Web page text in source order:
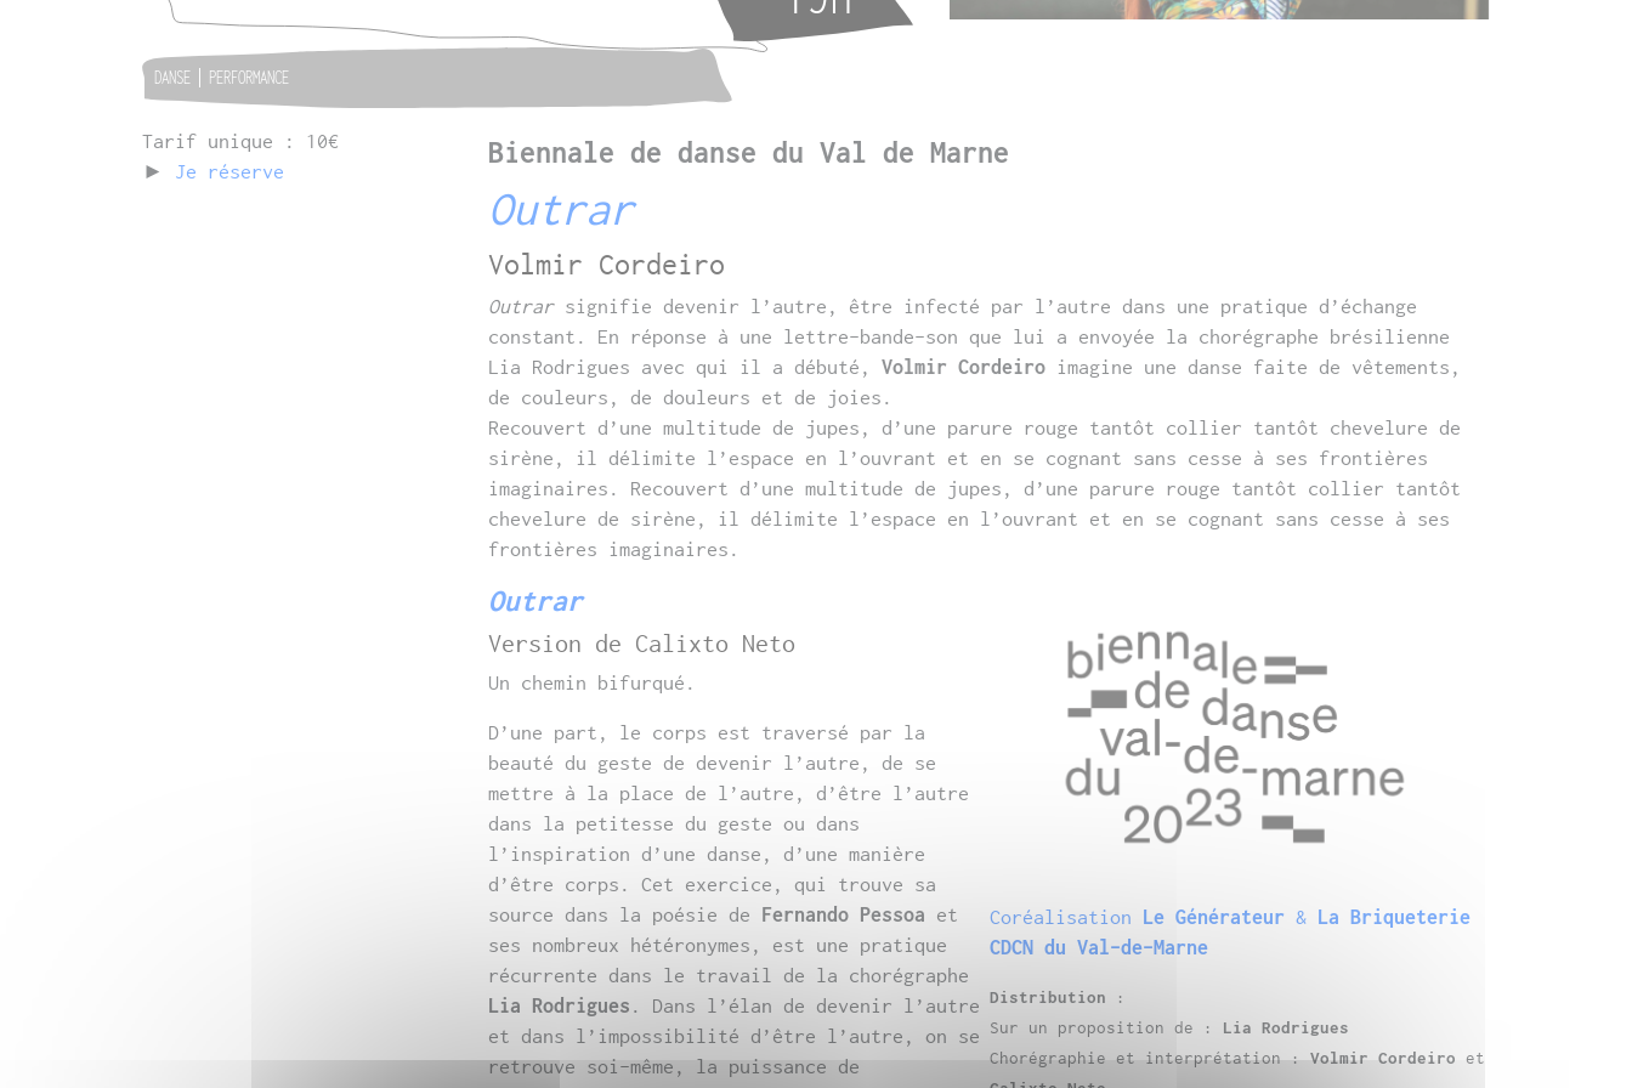
DANSE PERFORMANCE
Tarif unique : 10€
► Je réserve
Biennale de danse du Val de Marne
Outrar
Volmir Cordeiro
Outrarsignifie devenir l’autre, être infecté par l’autre dans une pratique d’échange
constant. En réponse à une lettre-bande-son que lui a envoyée la chorégraphe brésilienne
Lia Rodrigues avec qui il a débuté, Volmir Cordeiro imagine une danse faite de vêtements,
de couleurs, de douleurs et de joies.
Recouvert d’une multitude de jupes, d’une parure rouge tantôt collier tantôt chevelure de
sirène, il délimite l’espace en l’ouvrant et en se cognant sans cesse à ses frontières
imaginaires. Recouvert d’une multitude de jupes, d’une parure rouge tantôt collier tantôt
chevelure de sirène, il délimite l’espace en l’ouvrant et en se cognant sans cesse à ses
frontières imaginaires.
Outrar
Version de Calixto Neto
Un chemin bifurqué.
D’une part, le corps est traversé par la
beauté du geste de devenir l’autre, de se
mettre à la place de l’autre, d’être l’autre
dans la petitesse du geste ou dans
l’inspiration d’une danse, d’une manière
d’être corps. Cet exercice, qui trouve sa
source dans la poésie de Fernando Pessoa et
ses nombreux hétéronymes, est une pratique
récurrente dans le travail de la chorégraphe
Lia Rodrigues . Dans l’élan de devenir l’autre
et dans l’impossibilité d’être l’autre, on se
retrouve soi-même, la puissance de
Coréalisation Le Générateur & La Briqueterie
CDCN du Val-de-Marne
Distribution :
Sur un proposition de : Lia Rodrigues
Chorégraphie et interprétation : Volmir Cordeiro et